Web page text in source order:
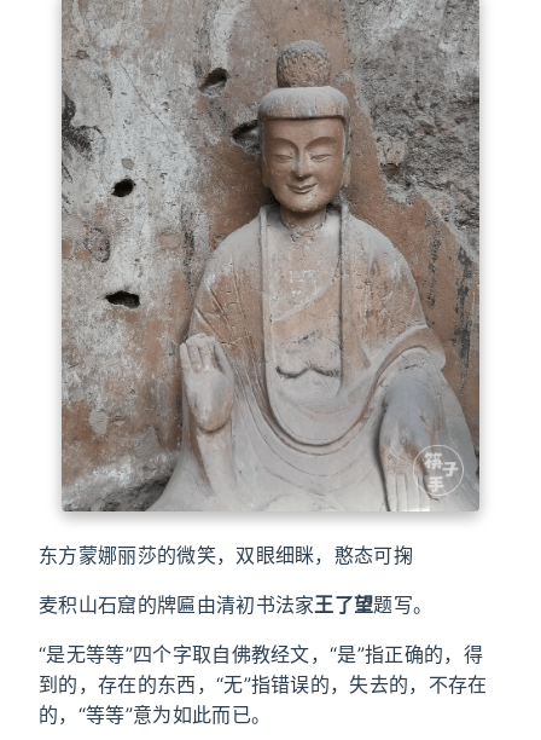
东方蒙娜丽莎的微笑，双眼细眯，憨态可掬
麦积山石窟的牌匾由清初书法家王了望题写。
“是无等等”四个字取自佛教经文，“是”指正确的，得
到的，存在的东西，“无”指错误的，失去的，不存在
的，“等等”意为如此而已。